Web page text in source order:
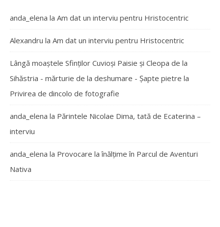
anda_elena la Am dat un interviu pentru Hristocentric
Alexandru la Am dat un interviu pentru Hristocentric
Lângă moaștele Sfinților Cuvioși Paisie și Cleopa de la
Sihăstria - mărturie de la deshumare - Şapte pietre la
Privirea de dincolo de fotografie
anda_elena la Părintele Nicolae Dima, tată de Ecaterina –
interviu
anda_elena la Provocare la înălțime în Parcul de Aventuri
Nativa